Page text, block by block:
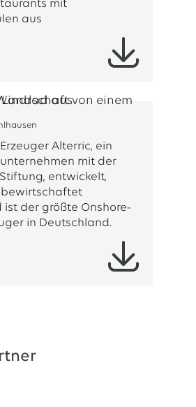
mit
aus
Alterric, ein
mit der
entwickelt,
der größte Onshore-
in Deutschland.